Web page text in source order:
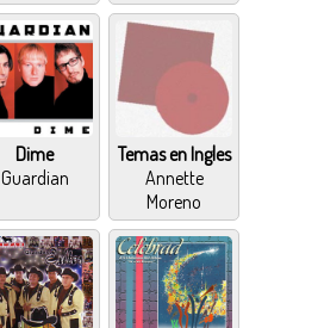
Dime
Guardian
Temas en Ingles
Annette
Moreno